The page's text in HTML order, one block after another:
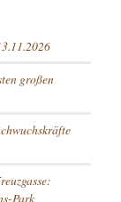
großen
Park